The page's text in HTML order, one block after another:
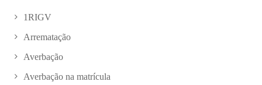
1RIGV
Arrematação
Averbação
Averbação na matrícula